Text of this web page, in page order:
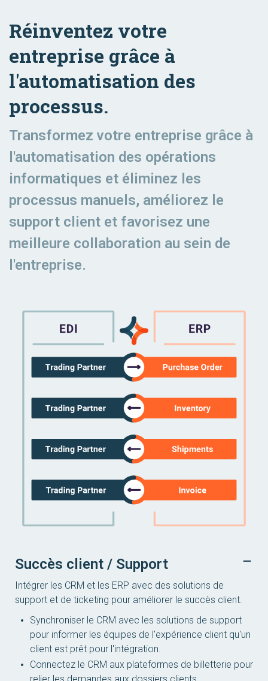
Réinventez votre
entreprise grâce à
l'automatisation des
processus.
Transformez votre entreprise grâce à
l'automatisation des opérations
informatiques et éliminez les
processus manuels, améliorez le
support client et favorisez une
meilleure collaboration au sein de
l'entreprise.
Succès client / Support
Intégrer les CRM et les ERP avec des solutions de
support et de ticketing pour améliorer le succès client.
Synchroniser le CRM avec les solutions de support
pour informer les équipes de l'expérience client qu'un
client est prêt pour l'intégration.
Connectez le CRM aux plateformes de billetterie pour